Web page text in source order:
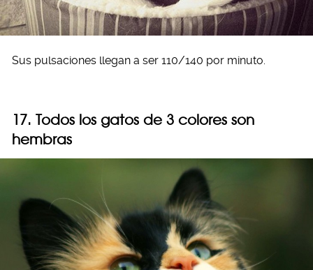
Sus pulsaciones llegan a ser 110/140 por minuto.
17. Todos los gatos de 3 colores son
hembras